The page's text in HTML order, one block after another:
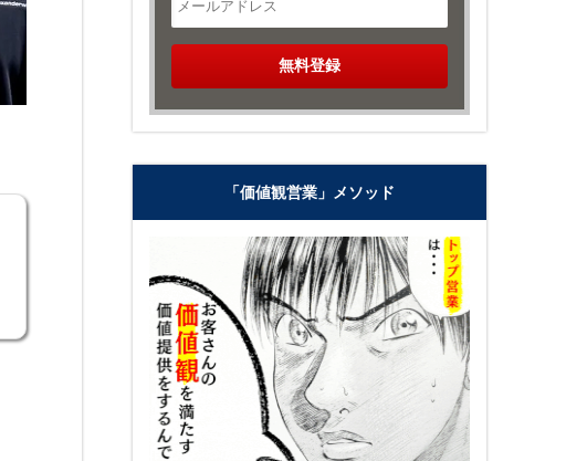
「価値観営業」メソッド